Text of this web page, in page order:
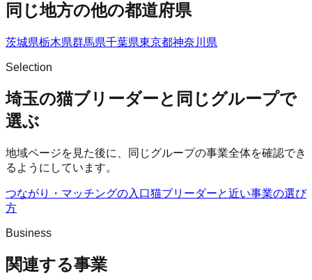
同じ地方の他の都道府県
茨城県栃木県群馬県千葉県東京都神奈川県
Selection
埼玉の猫ブリーダーと同じグループで
選ぶ
地域ページを見た後に、同じグループの事業全体を確認でき
るようにしています。
つながり・マッチングの入口猫ブリーダーと近い事業の選び
方
Business
関連する事業